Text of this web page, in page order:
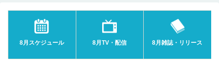
8月スケジュール 8月TV・配信 8月雑誌・リリース